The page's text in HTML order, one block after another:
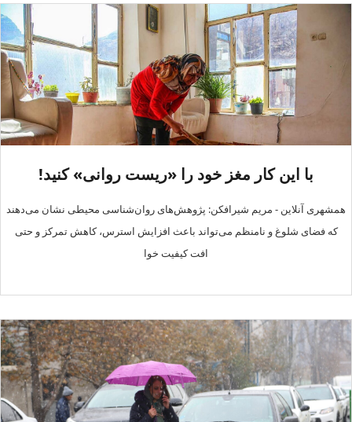
با این کار مغز خود را «ریست روانی» کنید!
همشهری آنلاین - مریم شیرافکن: پژوهش‌های روان‌شناسی محیطی نشان می‌دهند
که فضای شلوغ و نامنظم می‌تواند باعث افزایش استرس، کاهش تمرکز و حتی
افت کیفیت خوا